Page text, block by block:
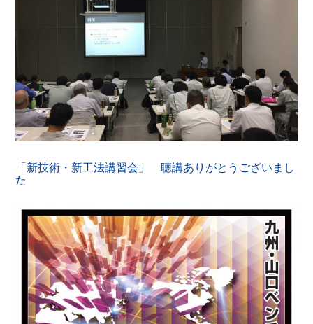
「新技術・新工法講習会」 聴講ありがとうございまし
た